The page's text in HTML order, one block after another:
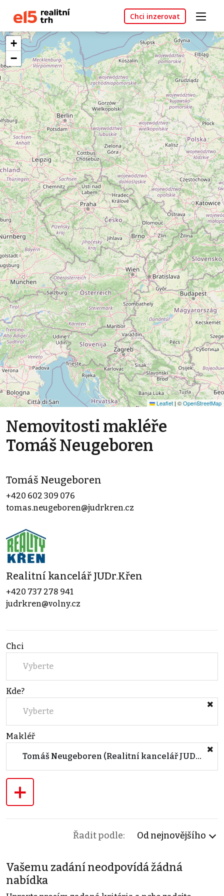
Chci inzerovat
+
−
Leaflet | ©OpenStreetMap
Nemovitosti makléře
Tomáš Neugeboren
Tomáš Neugeboren
+420 602 309 076
tomas.neugeboren@judrkren.cz
Realitní kancelář JUDr.Křen
+420 737 278 941
judrkren@volny.cz
Chci
Vyberte
Kde?
Vyberte
Makléř
Tomáš Neugeboren (Realitní kancelář JUDr.Křen)
+
Řadit podle: Od nejnovějšího
Vašemu zadání neodpovídá žádná
nabídka